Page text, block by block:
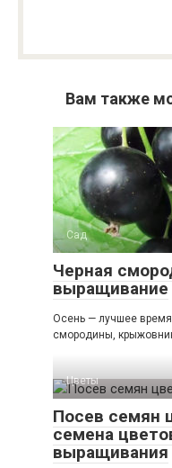
Вам также
Сад
Черная
выращивание
Осень — лучшее время
смородины,
Цветы
Посев семян
семена
выращивания